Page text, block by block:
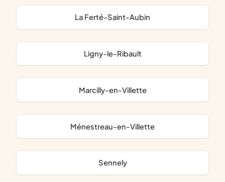
La Ferté-Saint-Aubin
Ligny-le-Ribault
Marcilly-en-Villette
Ménestreau-en-Villette
Sennely